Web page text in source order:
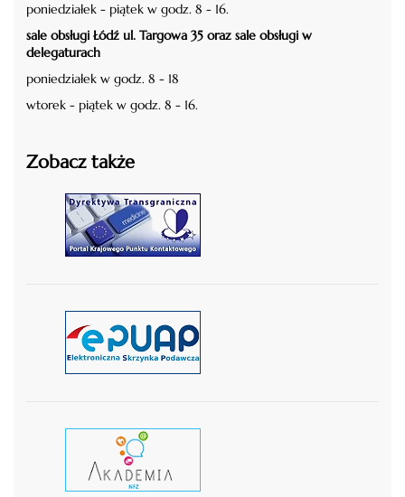
poniedziałek - piątek w godz. 8 - 16.
sale obsługi Łódź ul. Targowa 35 oraz sale obsługi w
delegaturach
poniedziałek w godz. 8 - 18
wtorek - piątek w godz. 8 - 16.
Zobacz także
czytaj więcej
czytaj więcej